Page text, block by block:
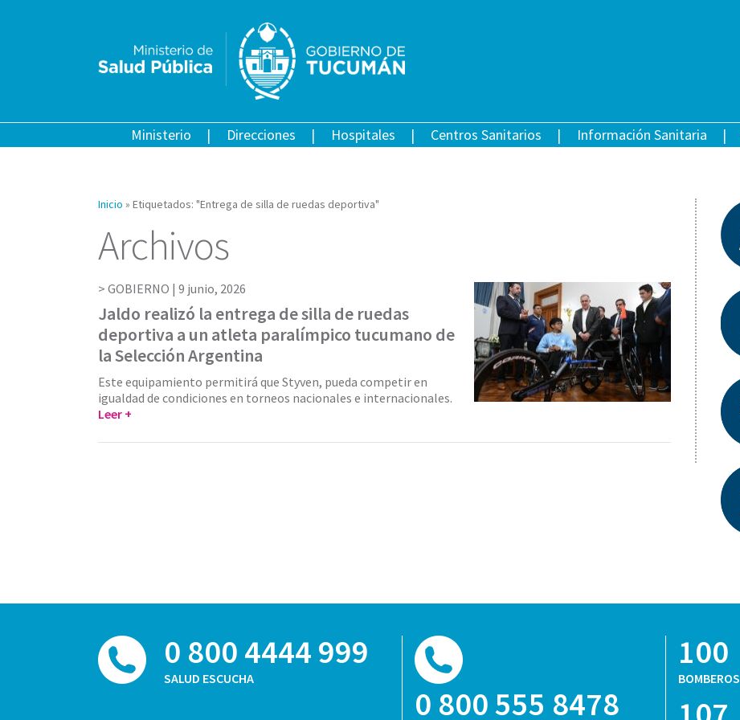
Ministerio Direcciones Hospitales Centros Sanitarios Información Sanitaria
Inicio » Etiquetados: "Entrega de silla de ruedas deportiva"
Archivos
GOBIERNO | 9 junio, 2026
Jaldo realizó la entrega de silla de ruedas
deportiva a un atleta paralímpico tucumano de
la Selección Argentina
Este equipamiento permitirá que Styven, pueda competir en
igualdad de condiciones en torneos nacionales e internacionales.
Leer +
0 800 4444 999
SALUD ESCUCHA
0 800 555 8478
100
BOMBEROS